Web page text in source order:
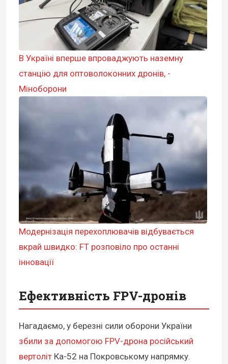
В Україні вперше впроваджують наземну
станцію для оптоволоконних дронів, -
Міноборони
Модернізація перехоплювачів відбувається
вкрай швидко: FT розповіло про останні
інновації
Ефективність FPV-дронів
Нагадаємо, у березні сили оборони України
збили за допомогою FPV-дрона російський
вертоліт Ка-52 на Покровському напрямку.